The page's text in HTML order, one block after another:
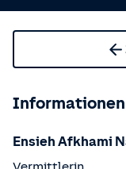
Ensieh Afkhami